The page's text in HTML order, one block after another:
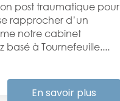
post traumatique pour
rapprocher d’un
notre cabinet
basé à Tournefeuille....
En savoir plus